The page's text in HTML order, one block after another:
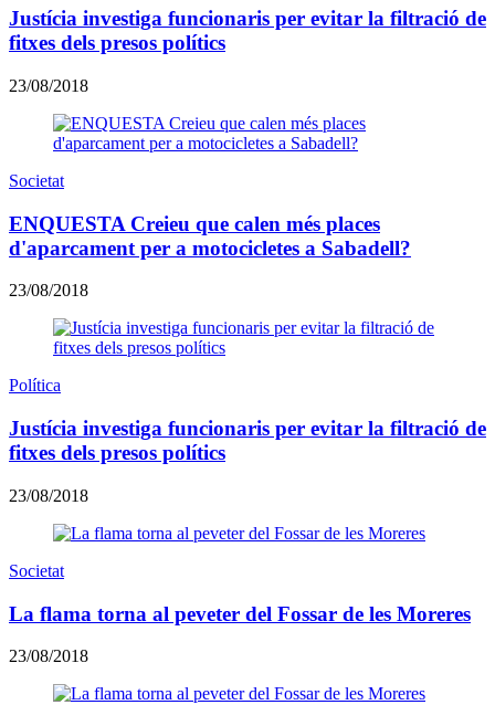
Justícia investiga funcionaris per evitar la filtració de
fitxes dels presos polítics
23/08/2018
Societat
ENQUESTA Creieu que calen més places
d'aparcament per a motocicletes a Sabadell?
23/08/2018
Política
Justícia investiga funcionaris per evitar la filtració de
fitxes dels presos polítics
23/08/2018
Societat
La flama torna al peveter del Fossar de les Moreres
23/08/2018